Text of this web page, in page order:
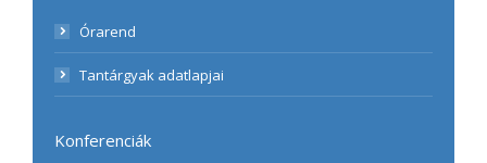
Órarend
Tantárgyak adatlapjai
Konferenciák